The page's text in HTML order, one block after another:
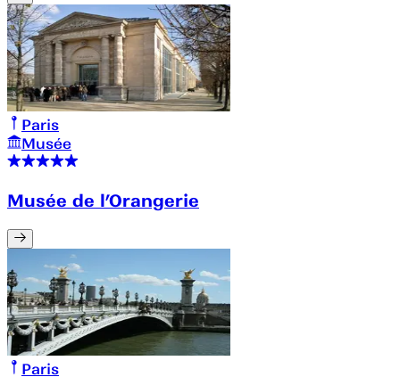
Paris
Musée
Musée de l’Orangerie
Paris